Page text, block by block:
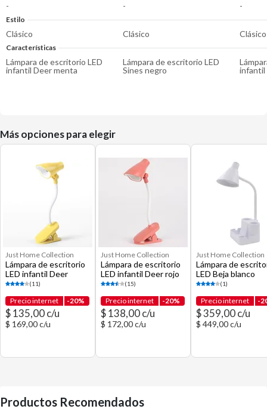
- - -
Estilo
Clásico Clásico Clásico
Características
Lámpara de escritorio LED
infantil Deer menta
Lámpara de escritorio LED
Sines negro
infantil
Más opciones para elegir
Just Home Collection
Lámpara de escritorio
LED infantil Deer
amarillo(11)
Precio internet -20%
$ 135,00 c/u
$ 169,00 c/u
Just Home Collection
Lámpara de escritorio
LED infantil Deer rojo
(15)
Precio internet -20%
$ 138,00 c/u
$ 172,00 c/u
Just Home Collection
Lámpara de
LED Beja blanco
(1)
Precio internet -
$ 359,00 c/u
$ 449,00 c/u
Productos Recomendados